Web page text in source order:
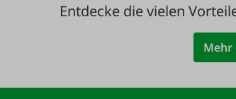
Entdecke die vielen
Mehr